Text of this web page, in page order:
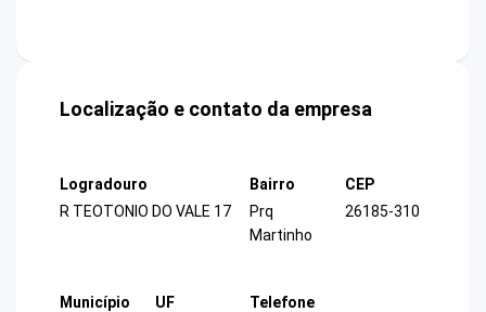
Localização e contato da empresa
Logradouro
R TEOTONIO DO VALE 17
Bairro
Prq
Martinho
CEP
26185-310
Município
UF
Telefone